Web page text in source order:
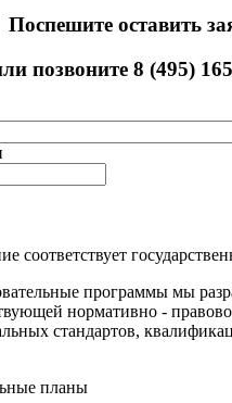
Поспешите оставить
позвоните 8 (495)
соответствует
программы мы
нормативно -
стандартов,
планы